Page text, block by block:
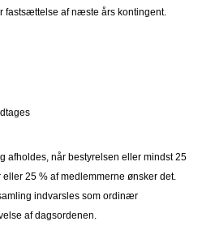
fastsættelse af næste års kontingent.
afholdes, når bestyrelsen eller mindst 25
25 % af medlemmerne ønsker det.
indvarsles som ordinær
af dagsordenen.